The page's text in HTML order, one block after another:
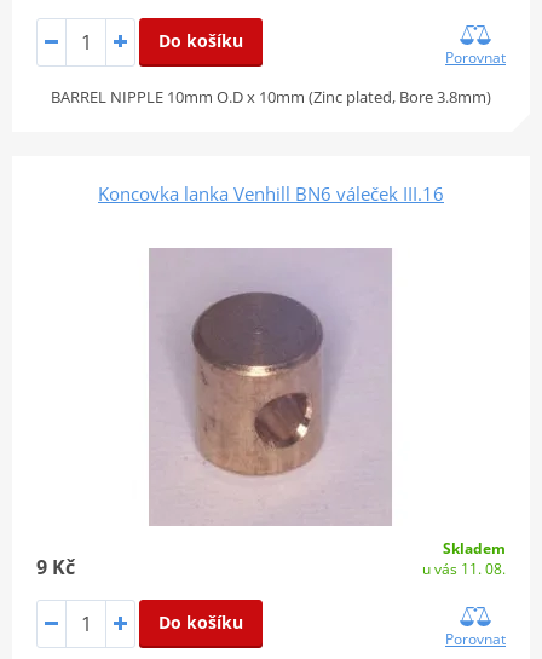
Do košíku
Porovnat
BARREL NIPPLE 10mm O.D x 10mm (Zinc plated, Bore 3.8mm)
Koncovka lanka Venhill BN6 váleček III.16
9 Kč
Skladem
u vás 11. 08.
Do košíku
Porovnat